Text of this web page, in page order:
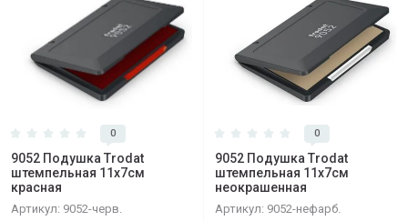
0
9052 Подушка Trodat
штемпельная 11х7см
красная
Артикул: 9052-черв.
0
9052 Подушка Trodat
штемпельная 11х7см
неокрашенная
Артикул: 9052-нефарб.